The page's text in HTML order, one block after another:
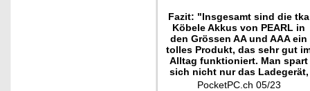
Fazit: "Insgesamt sind die tka
Köbele Akkus von PEARL in
den Grössen AA und AAA ein
tolles Produkt, das sehr gut
Alltag funktioniert. Man spart
sich nicht nur das Ladegerät,
da jede Akkuzelle direkt per
PocketPC.ch 05/23